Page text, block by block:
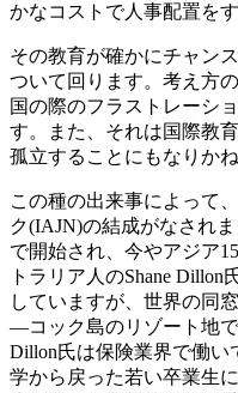
かなコストで人事配置を
その教育が確かにチャン
ついて回ります。考え方
国の際のフラストレーシ
す。また、それは国際教
孤立することにもなりか
この種の出来事によって
ク(IAJN)の結成がなされ
で開始され、今やアジア
トラリア人のShane Dillon
していますが、世界の同
—コック島のリゾート地
Dillon氏は保険業界で働い
学から戻った若い卒業生